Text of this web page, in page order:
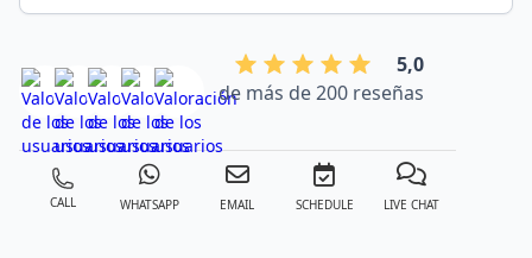
5,0
de más de 200 reseñas
CALL WHATSAPP EMAIL SCHEDULE LIVE CHAT